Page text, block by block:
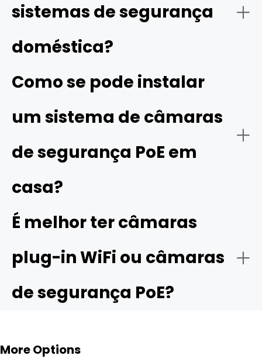
visão amplos, visão noturna infravermelha ou a cores e
compatibilidade com casas inteligentes. Para um
sistema abrangente, procure opções que proporcionem
uma excelente qualidade de imagem, visão noturna
instalação e uso, como os sistemas de câmaras da
sistemas de segurança
doméstica?
Como se pode instalar
um sistema de câmaras
de segurança PoE em
casa?
É melhor ter câmaras
plug-in WiFi ou câmaras
de segurança PoE?
More Options